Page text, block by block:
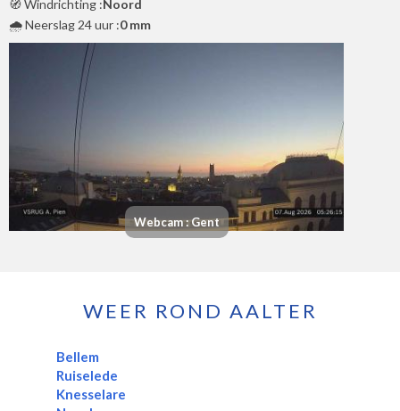
🧭 Windrichting :Noord
🌧️ Neerslag 24 uur :0 mm
Webcam : Gent
WEER ROND AALTER
Bellem
Ruiselede
Knesselare